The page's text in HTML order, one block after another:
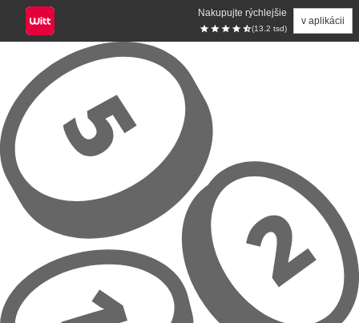
Nakupujte rýchlejšie
(13.2 tsd)
v aplikácii
Prejsť na hlavný obsah